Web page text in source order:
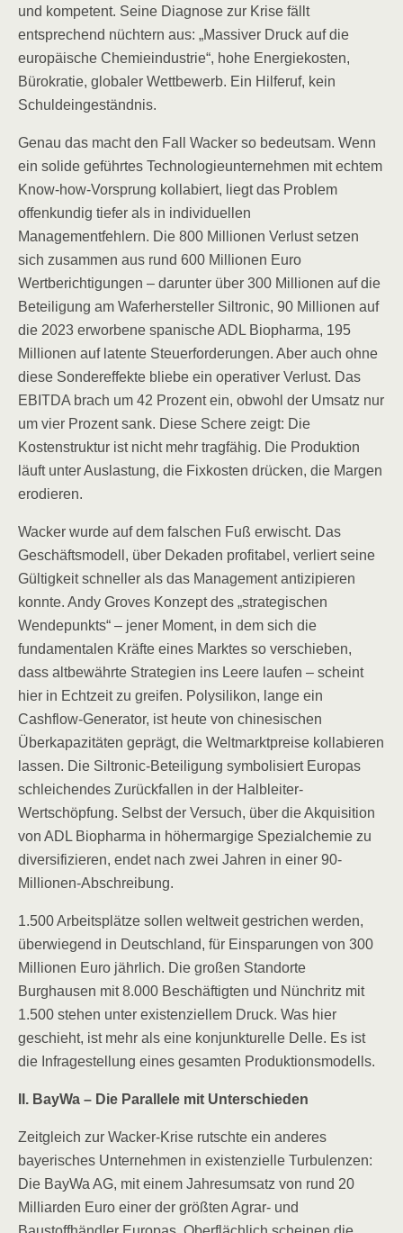
und kompetent. Seine Diagnose zur Krise fällt
entsprechend nüchtern aus: „Massiver Druck auf die
europäische Chemieindustrie“, hohe Energiekosten,
Bürokratie, globaler Wettbewerb. Ein Hilferuf, kein
Schuldeingeständnis.
Genau das macht den Fall Wacker so bedeutsam. Wenn
ein solide geführtes Technologieunternehmen mit echtem
Know-how-Vorsprung kollabiert, liegt das Problem
offenkundig tiefer als in individuellen
Managementfehlern. Die 800 Millionen Verlust setzen
sich zusammen aus rund 600 Millionen Euro
Wertberichtigungen – darunter über 300 Millionen auf die
Beteiligung am Waferhersteller Siltronic, 90 Millionen auf
die 2023 erworbene spanische ADL Biopharma, 195
Millionen auf latente Steuerforderungen. Aber auch ohne
diese Sondereffekte bliebe ein operativer Verlust. Das
EBITDA brach um 42 Prozent ein, obwohl der Umsatz nur
um vier Prozent sank. Diese Schere zeigt: Die
Kostenstruktur ist nicht mehr tragfähig. Die Produktion
läuft unter Auslastung, die Fixkosten drücken, die Margen
erodieren.
Wacker wurde auf dem falschen Fuß erwischt. Das
Geschäftsmodell, über Dekaden profitabel, verliert seine
Gültigkeit schneller als das Management antizipieren
konnte. Andy Groves Konzept des „strategischen
Wendepunkts“ – jener Moment, in dem sich die
fundamentalen Kräfte eines Marktes so verschieben,
dass altbewährte Strategien ins Leere laufen – scheint
hier in Echtzeit zu greifen. Polysilikon, lange ein
Cashflow-Generator, ist heute von chinesischen
Überkapazitäten geprägt, die Weltmarktpreise kollabieren
lassen. Die Siltronic-Beteiligung symbolisiert Europas
schleichendes Zurückfallen in der Halbleiter-
Wertschöpfung. Selbst der Versuch, über die Akquisition
von ADL Biopharma in höhermargige Spezialchemie zu
diversifizieren, endet nach zwei Jahren in einer 90-
Millionen-Abschreibung.
1.500 Arbeitsplätze sollen weltweit gestrichen werden,
überwiegend in Deutschland, für Einsparungen von 300
Millionen Euro jährlich. Die großen Standorte
Burghausen mit 8.000 Beschäftigten und Nünchritz mit
1.500 stehen unter existenziellem Druck. Was hier
geschieht, ist mehr als eine konjunkturelle Delle. Es ist
die Infragestellung eines gesamten Produktionsmodells.
II. BayWa – Die Parallele mit Unterschieden
Zeitgleich zur Wacker-Krise rutschte ein anderes
bayerisches Unternehmen in existenzielle Turbulenzen:
Die BayWa AG, mit einem Jahresumsatz von rund 20
Milliarden Euro einer der größten Agrar- und